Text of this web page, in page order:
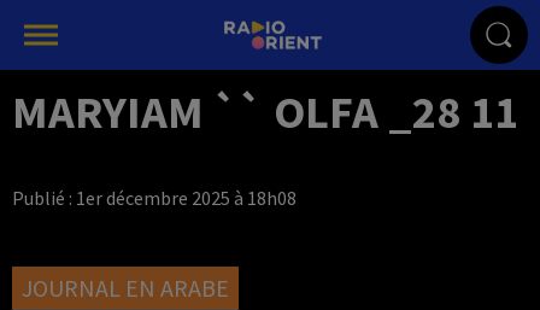
MARYIAM `` OLFA _28 11
Publié : 1er décembre 2025 à 18h08
JOURNAL EN ARABE